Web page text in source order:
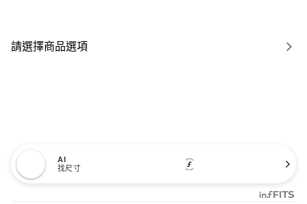
請選擇商品選項
AI
找尺寸